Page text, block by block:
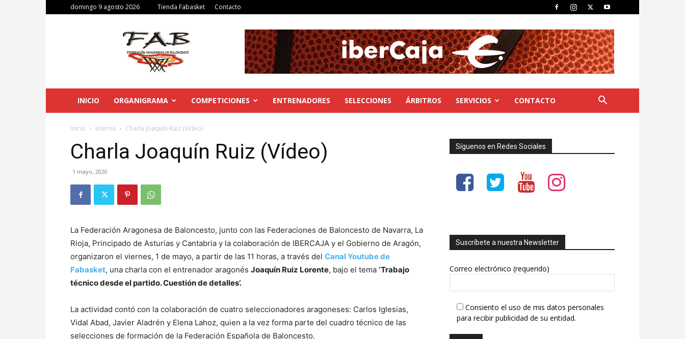
domingo 9 agosto 2026 Tienda Fabasket Contacto
Federación
Aragonesa
INICIO ORGANIGRAMA COMPETICIONES ENTRENADORES SELECCIONES ÁRBITROS SERVICIOS CONTACTO
Inicio Interna Charla Joaquín Ruiz (Vídeo)
Charla Joaquín Ruiz (Vídeo)
1 mayo, 2020
La Federación Aragonesa de Baloncesto, junto con las Federaciones de Baloncesto de Navarra, La
Rioja, Principado de Asturias y Cantabria y la colaboración de IBERCAJA y el Gobierno de Aragón,
organizaron el viernes, 1 de mayo, a partir de las 11 horas, a través del Canal Youtube de
Fabasket, una charla con el entrenador aragonés Joaquín Ruiz Lorente, bajo el tema ‘Trabajo
técnico desde el partido. Cuestión de detalles’.
La actividad contó con la colaboración de cuatro seleccionadores aragoneses: Carlos Iglesias,
Vidal Abad, Javier Aladrén y Elena Lahoz, quien a la vez forma parte del cuadro técnico de las
selecciones de formación de la Federación Española de Baloncesto.
Síguenos en Redes Sociales
Suscríbete a nuestra Newsletter
Correo electrónico (requerido)
Consiento el uso de mis datos personales
para recibir publicidad de su entidad.